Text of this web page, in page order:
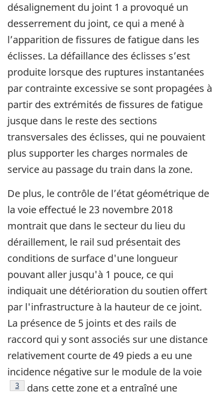
désalignement du joint 1 a provoqué un
desserrement du joint, ce qui a mené à
l’apparition de fissures de fatigue dans les
éclisses. La défaillance des éclisses s’est
produite lorsque des ruptures instantanées
par contrainte excessive se sont propagées à
partir des extrémités de fissures de fatigue
jusque dans le reste des sections
transversales des éclisses, qui ne pouvaient
plus supporter les charges normales de
service au passage du train dans la zone.
De plus, le contrôle de l’état géométrique de
la voie effectué le 23 novembre 2018
montrait que dans le secteur du lieu du
déraillement, le rail sud présentait des
conditions de surface d'une longueur
pouvant aller jusqu'à 1 pouce, ce qui
indiquait une détérioration du soutien offert
par l'infrastructure à la hauteur de ce joint.
La présence de 5 joints et des rails de
raccord qui y sont associés sur une distance
relativement courte de 49 pieds a eu une
incidence négative sur le module de la voie
Note de bas de page
3 dans cette zone et a entraîné une